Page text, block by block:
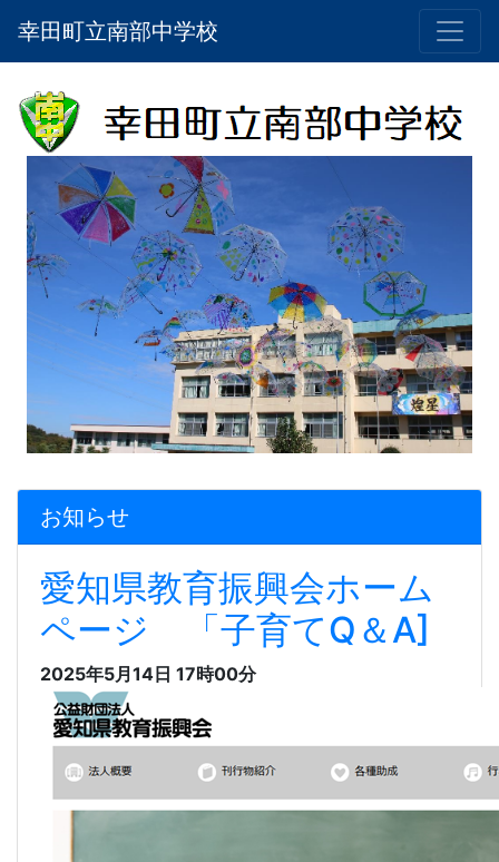
幸田町立南部中学校
お知らせ
愛知県教育振興会ホーム
ページ 「子育てQ＆A]
2025年5月14日 17時00分